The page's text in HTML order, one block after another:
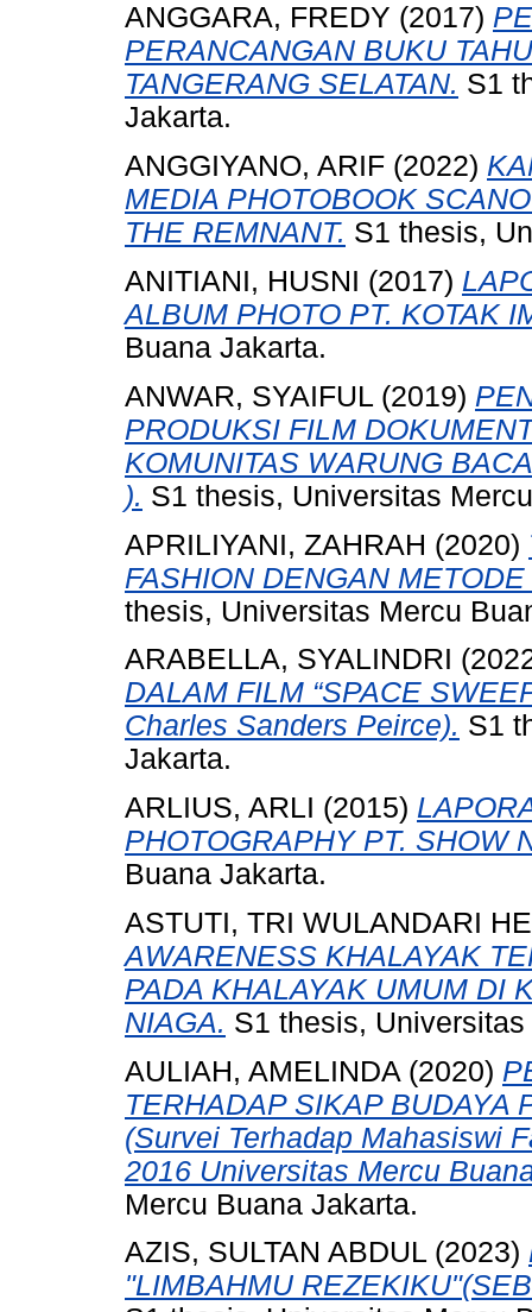
ANGGARA, FREDY (2017)
PERANCANGAN BUKU
TANGERANG SELATAN. S1
Jakarta.
ANGGIYANO, ARIF (2022)
MEDIA PHOTOBOOK
THE REMNANT. S1 thesis,
ANITIANI, HUSNI (2017)
ALBUM PHOTO PT. KOTAK
Buana Jakarta.
ANWAR, SYAIFUL (2019)
PRODUKSI FILM
KOMUNITAS WARUNG
). S1 thesis, Universitas
APRILIYANI, ZAHRAH (2020)
FASHION DENGAN
thesis, Universitas Mercu
ARABELLA, SYALINDRI
DALAM FILM “SPACE
Charles Sanders Peirce). S1
Jakarta.
ARLIUS, ARLI (2015)
PHOTOGRAPHY PT. SHOW
Buana Jakarta.
ASTUTI, TRI WULANDARI
AWARENESS KHALAYAK
PADA KHALAYAK UMUM DI
NIAGA. S1 thesis,
AULIAH, AMELINDA (2020)
TERHADAP SIKAP BUDAYA
(Survei Terhadap Mahasiswi
2016 Universitas Mercu
Mercu Buana Jakarta.
AZIS, SULTAN ABDUL (2023)
"LIMBAHMU